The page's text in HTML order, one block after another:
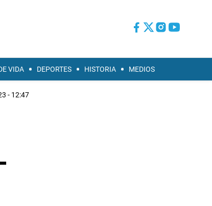
VIDA DEPORTES HISTORIA MEDIOS
- 12:47